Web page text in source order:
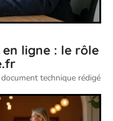
ligne : le rôle
technique rédigé